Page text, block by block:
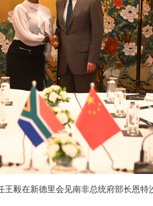
毅在新德里会见南非总统府部长恩特